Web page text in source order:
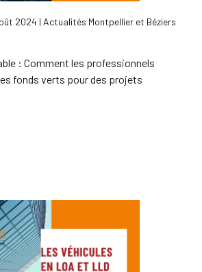
2024 | Actualités Montpellier et Béziers
: Comment les professionnels
fonds verts pour des projets